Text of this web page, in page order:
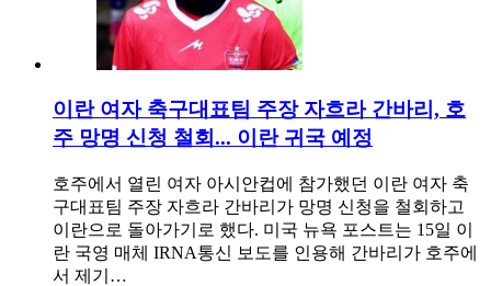
이란 여자 축구대표팀 주장 자흐라 간바리, 호
주 망명 신청 철회... 이란 귀국 예정
호주에서 열린 여자 아시안컵에 참가했던 이란 여자 축
구대표팀 주장 자흐라 간바리가 망명 신청을 철회하고
이란으로 돌아가기로 했다. 미국 뉴욕 포스트는 15일 이
란 국영 매체 IRNA통신 보도를 인용해 간바리가 호주에
서 제기…